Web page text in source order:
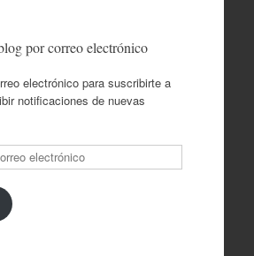
por correo electrónico
electrónico para suscribirte a
notificaciones de nuevas